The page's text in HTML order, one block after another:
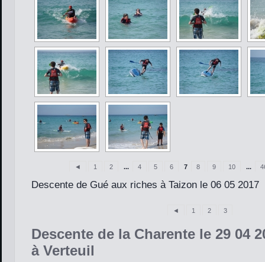
◄ 1 2 ... 4 5 6 7 8 9 10 ...
Descente de Gué aux riches à Taizon le 06 05 2017
◄ 1 2 3
Descente de la Charente le 29 04
à Verteuil